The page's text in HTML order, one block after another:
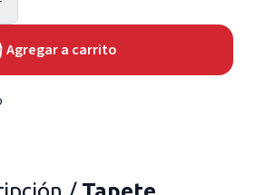
Agregar a carrito